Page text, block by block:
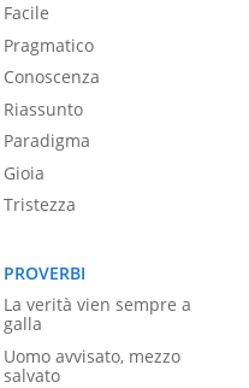
Facile
Pragmatico
Conoscenza
Riassunto
Paradigma
Gioia
Tristezza
PROVERBI
La verità vien sempre a
galla
Uomo avvisato, mezzo
salvato